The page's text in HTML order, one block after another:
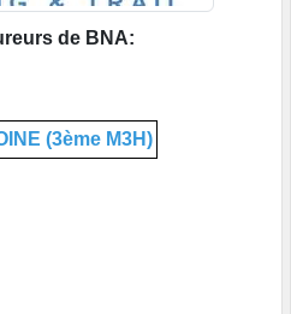
de BNA:
(3ème M3H)